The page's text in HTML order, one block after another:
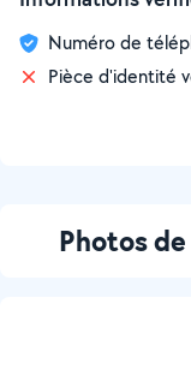
Numéro de
Pièce d'identité
Photos